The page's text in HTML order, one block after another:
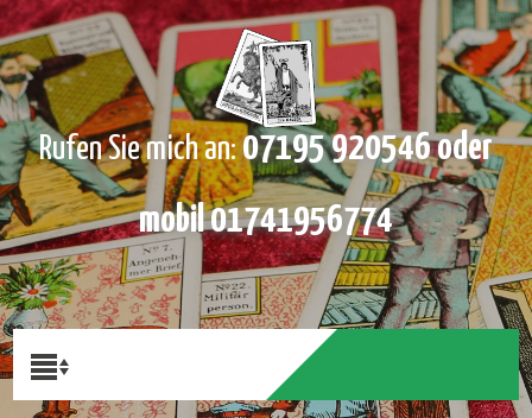
Rufen Sie mich an:07195 920546 oder
mobil 01741956774